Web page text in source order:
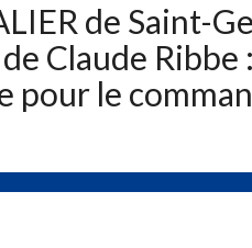
de Saint-
Claude Ribbe
pour le